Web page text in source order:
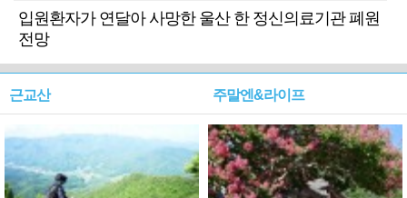
입원환자가 연달아 사망한 울산 한 정신의료기관 폐원
전망
근교산 주말엔&라이프